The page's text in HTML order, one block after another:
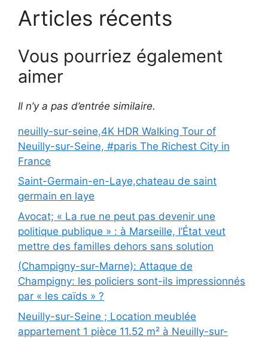
Articles récents
Vous pourriez également
aimer
Il n’y a pas d’entrée similaire.
neuilly-sur-seine,4K HDR Walking Tour of
Neuilly-sur-Seine, #paris The Richest City in
France
Saint-Germain-en-Laye,chateau de saint
germain en laye
Avocat; « La rue ne peut pas devenir une
politique publique » : à Marseille, l’État veut
mettre des familles dehors sans solution
(Champigny-sur-Marne): Attaque de
Champigny: les policiers sont-ils impressionnés
par « les caïds » ?
Neuilly-sur-Seine ; Location meublée
appartement 1 pièce 11.52 m² à Neuilly-sur-